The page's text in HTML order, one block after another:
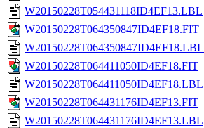
W20150228T054431118ID4EF13.LBL
W20150228T064350847ID4EF18.FIT
W20150228T064350847ID4EF18.LBL
W20150228T064411050ID4EF18.FIT
W20150228T064411050ID4EF18.LBL
W20150228T064431176ID4EF13.FIT
W20150228T064431176ID4EF13.LBL